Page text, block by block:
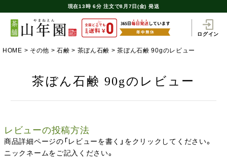
現在13時 6分 注文で8月7日(金) 発送
ログイン
HOME その他 石鹸 茶ぼん石鹸 茶ぼん石鹸 90gのレビュー
茶ぼん石鹸 90gのレビュー
レビューの投稿方法
商品詳細ページの「レビューを書く」をクリックしてください。
ニックネームをご記入ください。